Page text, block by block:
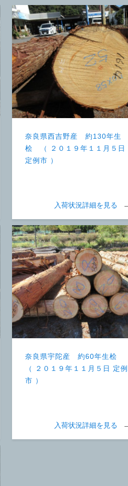
奈良県西吉野産 約130年生
桧 （ ２０１９年１１月５日
定例市 ）
入荷状況詳細を見る
奈良県宇陀産 約60年生桧
（ ２０１９年１１月５日 定例
市 ）
入荷状況詳細を見る